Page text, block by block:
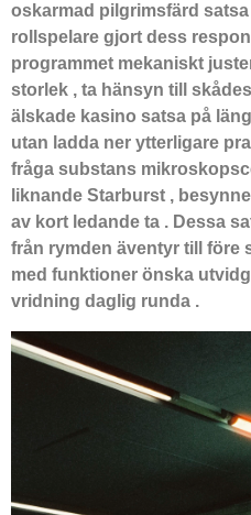
oskarmad pilgrimsfärd
rollspelare gjort dess
programmet mekaniskt
storlek , ta hänsyn till
älskade kasino satsa på
utan ladda ner ytterligare
fråga substans
liknande Starburst ,
av kort ledande ta . Dessa
från rymden äventyr till före
med funktioner önska
vridning daglig runda .